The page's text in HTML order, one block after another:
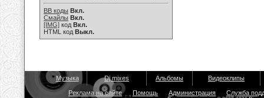
BB коды Вкл.
Смайлы Вкл.
[IMG] код Вкл.
HTML код Выкл.
Музыка Dj mixes Альбомы Видеоклипы
Реклама на сайте Помощь Администрация Служба